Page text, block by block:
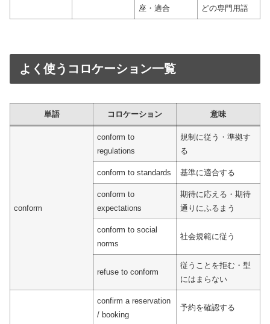
座・適合
どの専門用語
よく使うコロケーション一覧
単語 コロケーション 意味
conform
conform to
regulations
規制に従う・準拠す
る
conform to standards 基準に適合する
conform to
expectations
期待に応える・期待
通りにふるまう
conform to social
norms
社会規範に従う
refuse to conform
従うことを拒む・型
にはまらない
confirm a reservation
/ booking
予約を確認する